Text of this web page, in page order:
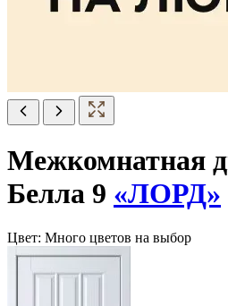
Межкомнатная
Белла 9 «ЛОРД»
Цвет: Много цветов на выбор